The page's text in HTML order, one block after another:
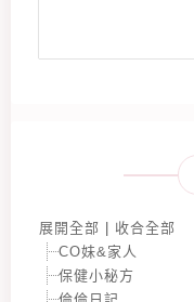
展開全部 | 收合全部
CO妹&家人
保健小秘方